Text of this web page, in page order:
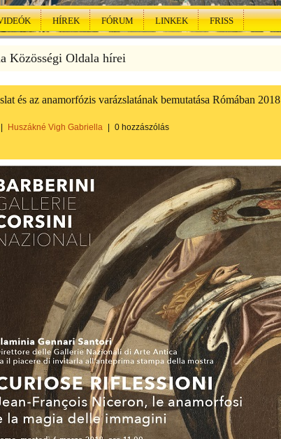
HÍREK FÓRUM LINKEK FRISS
Közösségi Oldala hírei
és az anamorfózis varázslatának bemutatása Rómában 2018
Huszákné Vigh Gabriella 0 hozzászólás